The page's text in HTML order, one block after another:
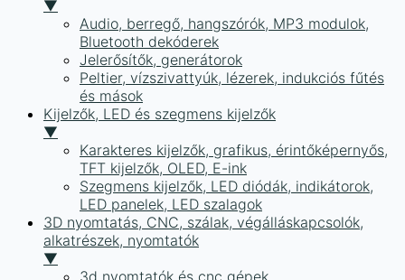
▼
Audio, berregő, hangszórók, MP3 modulok,
Bluetooth dekóderek
Jelerősítők, generátorok
Peltier, vízszivattyúk, lézerek, indukciós fűtés
és mások
Kijelzők, LED és szegmens kijelzők
▼
Karakteres kijelzők, grafikus, érintőképernyős,
TFT kijelzők, OLED, E-ink
Szegmens kijelzők, LED diódák, indikátorok,
LED panelek, LED szalagok
3D nyomtatás, CNC, szálak, végálláskapcsolók,
alkatrészek, nyomtatók
▼
3d nyomtatók és cnc gépek